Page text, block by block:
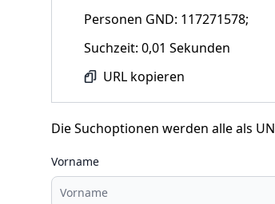
Personen GND: 117271578;
Suchzeit: 0,01 Sekunden
URL kopieren
Die Suchoptionen werden alle als
Vorname